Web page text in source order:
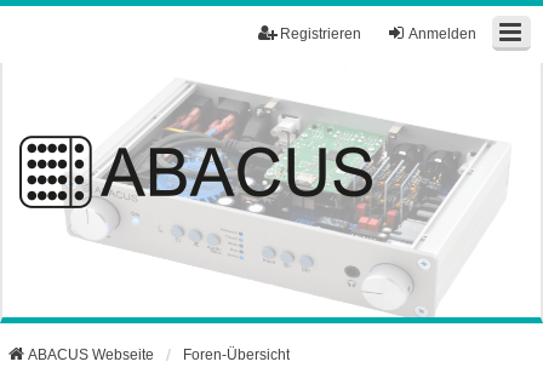
Anmelden
Registrieren
ABACUS Webseite Foren-Übersicht